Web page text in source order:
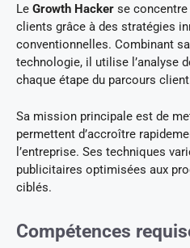
Le Growth Hacker se
clients grâce à des stratégies
conventionnelles. Combinant
technologie, il utilise l’analyse
chaque étape du parcours
Sa mission principale est de
permettent d’accroître
l’entreprise. Ses techniques
publicitaires optimisées aux
ciblés.
Compétences